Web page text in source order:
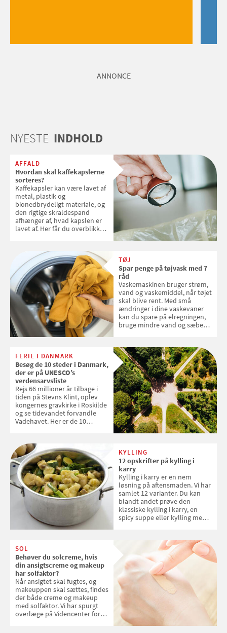
ANNONCE
NYESTE INDHOLD
AFFALD
Hvordan skal kaffekapslerne
sorteres?
Kaffekapsler kan være lavet af
metal, plastik og
bionedbrydeligt materiale, og
den rigtige skraldespand
afhænger af, hvad kapslen er
lavet af. Her får du overblikket
TØJ
Spar penge på tøjvask med 7
råd
Vaskemaskinen bruger strøm,
vand og vaskemiddel, når tøjet
skal blive rent. Med små
ændringer i dine vaskevaner
kan du spare på elregningen,
bruge mindre vand og sæbe
enkle råd til at spare penge på
tøjvasken
FERIE I DANMARK
Besøg de 10 steder i Danmark,
der er på UNESCO’s
verdensarvsliste
Rejs 66 millioner år tilbage i
tiden på Stevns Klint, oplev
kongernes gravkirke i Roskilde
og se tidevandet forvandle
Vadehavet. Her er de 10
KYLLING
12 opskrifter på kylling i
karry
Kylling i karry er en nem
løsning på aftensmaden. Vi har
samlet 12 varianter. Du kan
blandt andet prøve den
klassiske kylling i karry, en
spicy suppe eller kylling med
SOL
Behøver du solcreme, hvis
din ansigtscreme og makeup
har solfaktor?
Når ansigtet skal fugtes, og
makeuppen skal sættes, findes
der både creme og makeup
med solfaktor. Vi har spurgt
overlæge på Videncenter for